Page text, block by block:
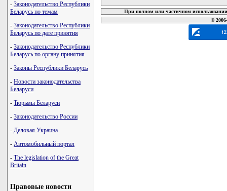
- Законодательство Республики
Беларусь по темам
- Законодательство Республики
Беларусь по дате принятия
- Законодательство Республики
Беларусь по органу принятия
- Законы Республики Беларусь
- Новости законодательства
Беларуси
- Тюрьмы Беларуси
- Законодательство России
- Деловая Украина
- Автомобильный портал
- The legislation of the Great
Britain
Правовые новости
При полном или частичном
©